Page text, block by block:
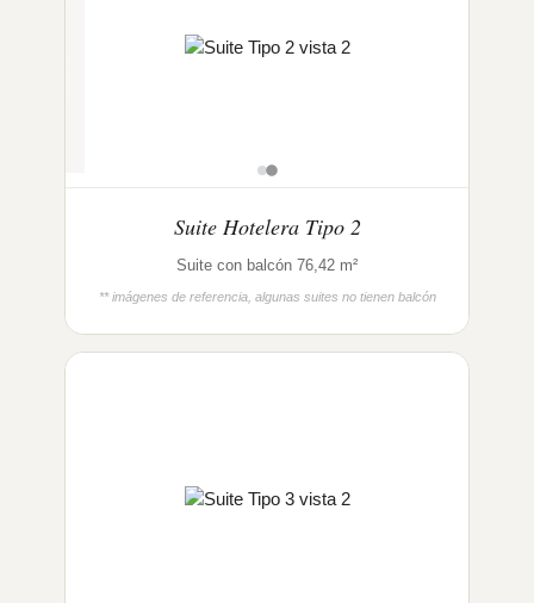
Suite Hotelera Tipo 2
Suite con balcón 76,42 m²
** imágenes de referencia, algunas suites no tienen balcón